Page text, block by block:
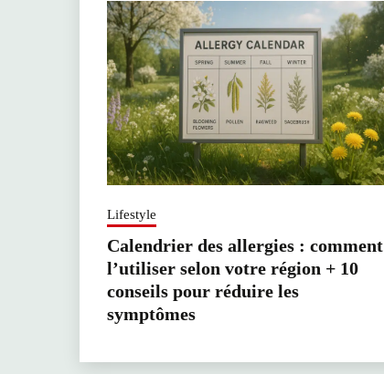
Lifestyle
Calendrier des allergies : comment
l’utiliser selon votre région + 10
conseils pour réduire les
symptômes